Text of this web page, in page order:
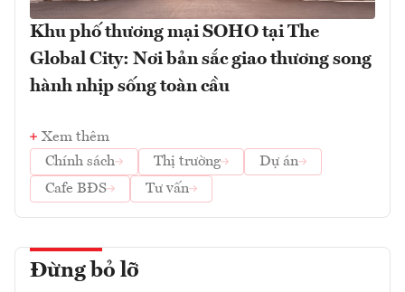
Khu phố thương mại SOHO tại The
Global City: Nơi bản sắc giao thương song
hành nhịp sống toàn cầu
Xem thêm
Chính sách
Thị trường
Dự án
Cafe BĐS
Tư vấn
Đừng bỏ lỡ